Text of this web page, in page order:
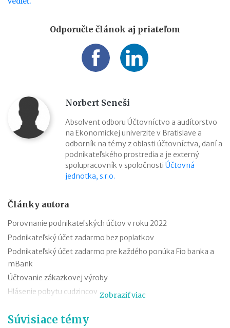
Odporučte článok aj priateľom
Norbert Seneši
Absolvent odboru Účtovníctvo a audítorstvo
na Ekonomickej univerzite v Bratislave a
odborník na témy z oblasti účtovníctva, daní a
podnikateľského prostredia a je externý
spolupracovník v spoločnosti Účtovná
jednotka, s.r.o.
Články autora
Porovnanie podnikateľských účtov v roku 2022
Podnikateľský účet zadarmo bez poplatkov
Podnikateľský účet zadarmo pre každého ponúka Fio banka a
mBank
Účtovanie zákazkovej výroby
Hlásenie pobytu cudzincov
Cestovné náhrady pri elektromobiloch
Zobraziť viac
Súvisiace témy